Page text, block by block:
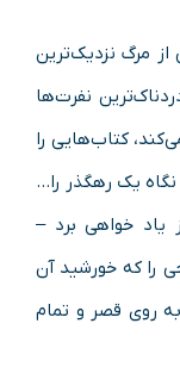
از مرگ نزدیک‌ترین
نفرت‌ها
کتاب‌هایی را
یک رهگذر را…
یاد خواهی برد –
را که خورشید آن
روی قصر و تمام